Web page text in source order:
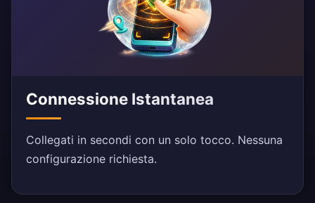
Connessione Istantanea
Collegati in secondi con un solo tocco. Nessuna
configurazione richiesta.